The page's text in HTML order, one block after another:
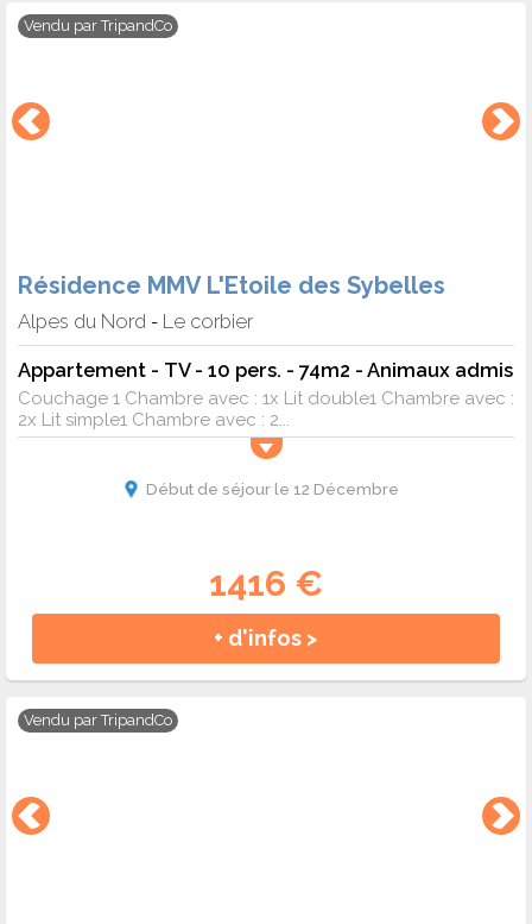
Vendu parTripandCo
Résidence MMV L'Etoile des Sybelles
Alpes du Nord - Le corbier
Appartement - TV - 10 pers. - 74m2 - Animaux admis
Couchage 1 Chambre avec : 1x Lit double1 Chambre avec :
2x Lit simple1 Chambre avec : 2...
Début de séjour le 12 Décembre
1416 €
+ d'infos >
Vendu parTripandCo